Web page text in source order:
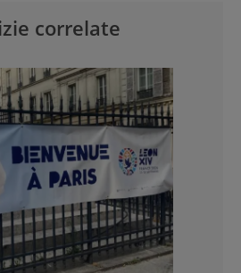
correlate